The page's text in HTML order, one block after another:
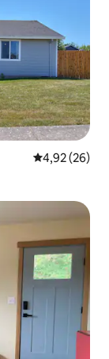
4,92 (26)